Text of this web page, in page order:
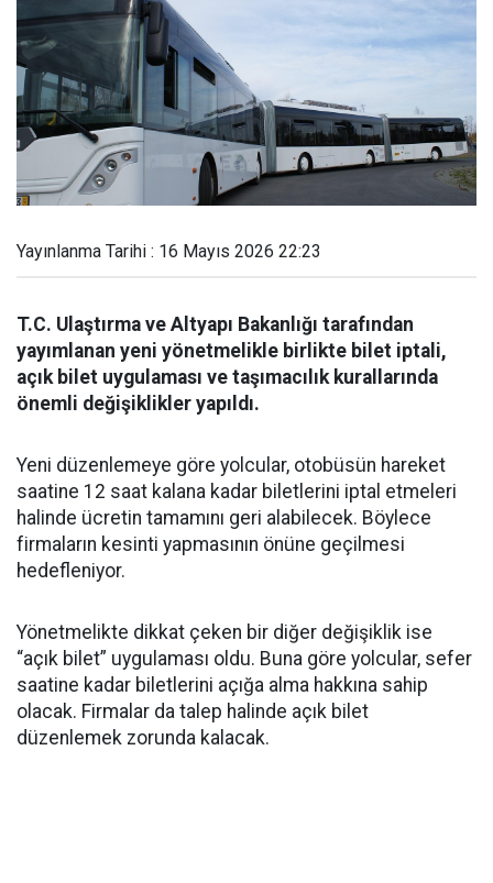
Yayınlanma Tarihi : 16 Mayıs 2026 22:23
T.C. Ulaştırma ve Altyapı Bakanlığı tarafından
yayımlanan yeni yönetmelikle birlikte bilet iptali,
açık bilet uygulaması ve taşımacılık kurallarında
önemli değişiklikler yapıldı.
Yeni düzenlemeye göre yolcular, otobüsün hareket
saatine 12 saat kalana kadar biletlerini iptal etmeleri
halinde ücretin tamamını geri alabilecek. Böylece
firmaların kesinti yapmasının önüne geçilmesi
hedefleniyor.
Yönetmelikte dikkat çeken bir diğer değişiklik ise
“açık bilet” uygulaması oldu. Buna göre yolcular, sefer
saatine kadar biletlerini açığa alma hakkına sahip
olacak. Firmalar da talep halinde açık bilet
düzenlemek zorunda kalacak.